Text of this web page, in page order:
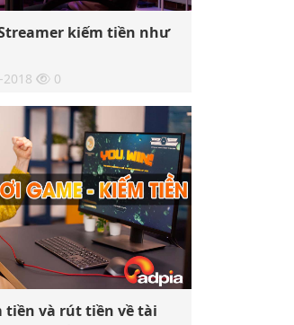
kiếm tiền như
2018 0
tiền và rút tiền về tài